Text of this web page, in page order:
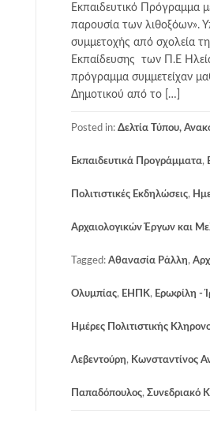
Εκπαιδευτικό Πρόγραμμα
παρουσία των λιθοξόων».
συμμετοχής από σχολεία
Εκπαίδευσης των Π.Ε
πρόγραμμα συμμετείχαν
Δημοτικού από το […]
Posted in: Δελτία Τύπου,
Εκπαιδευτικά Προγράμματα,
Πολιτιστικές Εκδηλώσεις,
Αρχαιολογικών Έργων και
Tagged: Αθανασία Ράλλη,
Ολυμπίας, ΕΗΠΚ, Ερωφίλη -
Ημέρες Πολιτιστικής
Λεβεντούρη, Κωνσταντίνος
Παπαδόπουλος, Συνεδριακό